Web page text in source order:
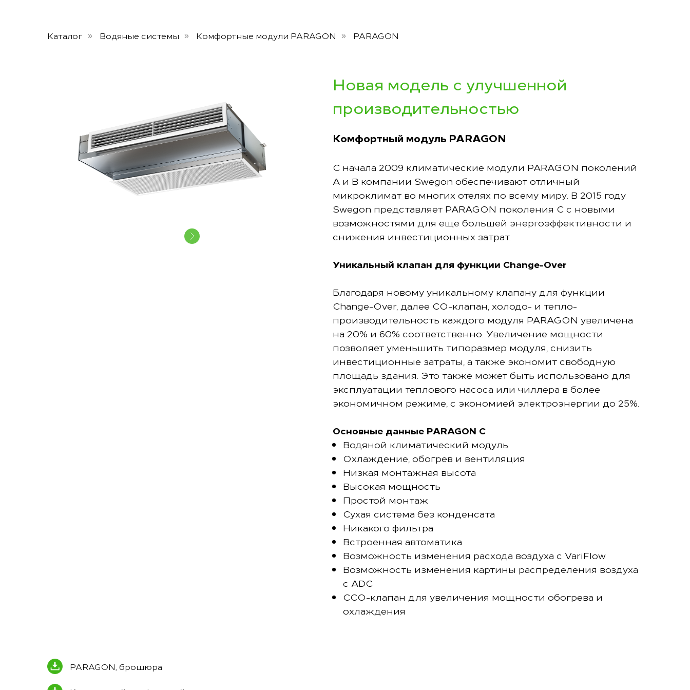
Каталог » Водяные системы » Комфортные модули PARAGON » PARAGON
Новая модель с улучшенной
производительностью
Комфортный модуль PARAGON
С начала 2009 климатические модули PARAGON поколений
A и B компании Swegon обеспечивают отличный
микроклимат во многих отелях по всему миру. В 2015 году
Swegon представляет PARAGON поколения С с новыми
возможностями для еще большей энергоэффективности и
снижения инвестиционных затрат.
Уникальный клапан для функции Change-Over
Благодаря новому уникальному клапану для функции
Change-Over, далее CO-клапан, холодо- и тепло-
производительность каждого модуля PARAGON увеличена
на 20% и 60% соответственно. Увеличение мощности
позволяет уменьшить типоразмер модуля, снизить
инвестиционные затраты, а также экономит свободную
площадь здания. Это также может быть использовано для
эксплуатации теплового насоса или чиллера в более
экономичном режиме, с экономией электроэнергии до 25%.
Основные данные PARAGON C
Водяной климатический модуль
Охлаждение, обогрев и вентиляция
Низкая монтажная высота
Высокая мощность
Простой монтаж
Сухая система без конденсата
Никакого фильтра
Встроенная автоматика
Возможность изменения расхода воздуха с VariFlow
Возможность изменения картины распределения воздуха
с ADC
CCO-клапан для увеличения мощности обогрева и
охлаждения
PARAGON, брошюра